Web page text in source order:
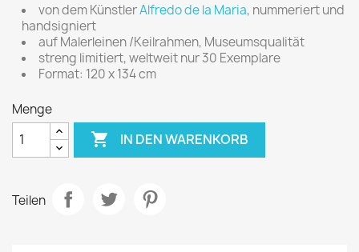
von dem KünstlerAlfredo de la Maria, nummeriert und
handsigniert
auf Malerleinen /Keilrahmen, Museumsqualität
streng limitiert, weltweit nur 30 Exemplare
Format: 120 x 134 cm
Menge
 IN DEN WARENKORB
Teilen